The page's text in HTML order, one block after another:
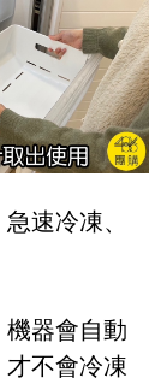
速冷凍、
器會自動
不會冷凍